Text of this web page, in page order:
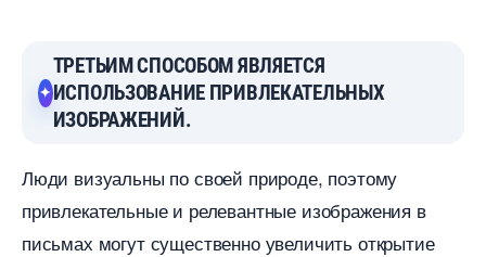
ТРЕТЬИМ СПОСОБОМ ЯВЛЯЕТСЯ
ИСПОЛЬЗОВАНИЕ ПРИВЛЕКАТЕЛЬНЫХ
ИЗОБРАЖЕНИЙ.
Люди визуальны по своей природе, поэтому
привлекательные и релевантные изображения
письмах могут существенно увеличить открытие